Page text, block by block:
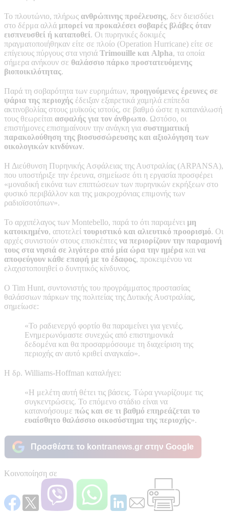
Το πλουτώνιο, πλήρως ανθρώπινης προέλευσης, δεν διεισδύει
στο δέρμα αλλά μπορεί να προκαλέσει σοβαρές βλάβες όταν
εισπνευσθεί ή καταποθεί. Οι πυρηνικές δοκιμές
πραγματοποιήθηκαν είτε σε πλοίο (Operation Hurricane) είτε σε
επίγειους πύργους στα νησιά Trimouille και Alpha, τα οποία
σήμερα ανήκουν σε θαλάσσιο πάρκο προστατευόμενης
βιοποικιλότητας.
Παρά τη σοβαρότητα των ευρημάτων, προηγούμενες έρευνες σε
ψάρια της περιοχής έδειξαν εξαιρετικά χαμηλά επίπεδα
ακτινοβολίας στους μυϊκούς ιστούς, σε βαθμό ώστε η κατανάλωσή
τους θεωρείται ασφαλής για τον άνθρωπο. Ωστόσο, οι
επιστήμονες επισημαίνουν την ανάγκη για συστηματική
παρακολούθηση της βιοσυσσώρευσης και αξιολόγηση των
οικολογικών κινδύνων.
Η Διεύθυνση Πυρηνικής Ασφάλειας της Αυστραλίας (ARPANSA),
που υποστήριξε την έρευνα, σημείωσε ότι η εργασία προσφέρει
«μοναδική εικόνα των επιπτώσεων των πυρηνικών εκρήξεων στο
φυσικό περιβάλλον και της μακροχρόνιας επιμονής των
ραδιοϊσοτόπων».
Το αρχιπέλαγος των Montebello, παρά το ότι παραμένει μη
κατοικημένο, αποτελεί τουριστικό και αλιευτικό προορισμό. Οι
αρχές συνιστούν στους επισκέπτες να περιορίζουν την παραμονή
τους στα νησιά σε λιγότερο από μία ώρα την ημέρα και να
αποφεύγουν κάθε επαφή με το έδαφος, προκειμένου να
ελαχιστοποιηθεί ο δυνητικός κίνδυνος.
Ο Tim Hunt, συντονιστής του προγράμματος προστασίας
θαλάσσιων πάρκων της πολιτείας της Δυτικής Αυστραλίας,
σημείωσε:
«Το ραδιενεργό φορτίο θα παραμείνει για γενιές.
Ενημερωνόμαστε συνεχώς από επιστημονικά
δεδομένα και θα προσαρμόσουμε τη διαχείριση της
περιοχής αν αυτό κριθεί αναγκαίο».
Η δρ. Williams-Hoffman καταλήγει:
«Η μελέτη αυτή θέτει τις βάσεις. Τώρα γνωρίζουμε τις
συγκεντρώσεις. Το επόμενο στάδιο είναι να
κατανοήσουμε πώς και σε τι βαθμό επηρεάζεται το
ευαίσθητο θαλάσσιο οικοσύστημα της περιοχής».
Προσθέστε το kontranews.gr στην Google
Κοινοποίηση σε